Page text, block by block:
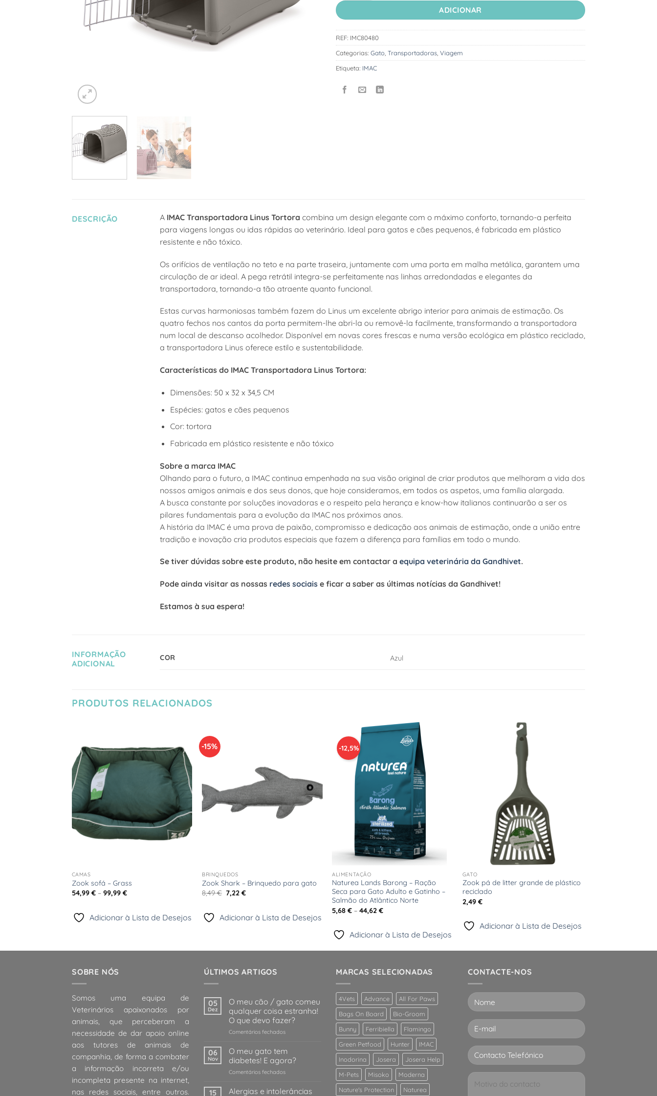
ADICIONAR
REF: IMC80480
Categorias: Gato Transportadoras Viagem
Etiqueta: IMAC
DESCRIÇÃO A IMAC Transportadora Linus Tortora combina um design elegante com o máximo conforto, tornando-a perfeita
para viagens longas ou idas rápidas ao veterinário. Ideal para gatos e cães pequenos, é fabricada em plástico
resistente e não tóxico.
Os orifícios de ventilação no teto e na parte traseira, juntamente com uma porta em malha metálica, garantem uma
circulação de ar ideal. A pega retrátil integra-se perfeitamente nas linhas arredondadas e elegantes da
transportadora, tornando-a tão atraente quanto funcional.
Estas curvas harmoniosas também fazem do Linus um excelente abrigo interior para animais de estimação. Os
quatro fechos nos cantos da porta permitem-lhe abri-la ou removê-la facilmente, transformando a transportadora
num local de descanso acolhedor. Disponível em novas cores frescas e numa versão ecológica em plástico reciclado,
a transportadora Linus oferece estilo e sustentabilidade.
Características do IMAC Transportadora Linus Tortora:
Dimensões: 50 x 32 x 34,5 CM
Espécies: gatos e cães pequenos
Cor: tortora
Fabricada em plástico resistente e não tóxico
Sobre a marca IMAC
Olhando para o futuro, a IMAC continua empenhada na sua visão original de criar produtos que melhoram a vida dos
nossos amigos animais e dos seus donos, que hoje consideramos, em todos os aspetos, uma família alargada.
A busca constante por soluções inovadoras e o respeito pela herança e know-how italianos continuarão a ser os
pilares fundamentais para a evolução da IMAC nos próximos anos.
A história da IMAC é uma prova de paixão, compromisso e dedicação aos animais de estimação, onde a união entre
tradição e inovação cria produtos especiais que fazem a diferença para famílias em todo o mundo.
Se tiver dúvidas sobre este produto, não hesite em contactar a equipa veterinária da Gandhivet.
Pode ainda visitar as nossas redes sociais e ficar a saber as últimas notícias da Gandhivet!
Estamos à sua espera!
INFORMAÇÃO
ADICIONAL
COR Azul
PRODUTOS RELACIONADOS
Adicionar
à Lista
de
Desejos
CAMAS
Zook sofá – Grass
54,99 € – 99,99 €Price
through
99,99 €
Adicionar à Lista de Desejos
-15%
BRINQUEDOS
Zook Shark – Brinquedo para gato
8,49€ O
era:
8,49 €.
7,22€O
7,22 €.
Adicionar à Lista de Desejos
-12,5%
Adicionar
Desejos
ALIMENTAÇÃO
Naturea Lands Barong – Ração
Seca para Gato Adulto e Gatinho –
Salmão do Atlântico Norte
5,68€ – 44,62€Price
through
44,62 €
Adicionar à Lista de Desejos
GATO
Zook pá de litter grande de plástico
reciclado
2,49 €
Adicionar à Lista de Desejos
SOBRE NÓS
Somos uma equipa de
Veterinários apaixonados por
animais, que perceberam a
necessidade de dar apoio online
aos tutores de animais de
companhia, de forma a combater
a informação incorreta e/ou
incompleta presente na internet,
nas redes sociais, entre outros.
ÚLTIMOS ARTIGOS
05
Dez
O meu cão / gato comeu
qualquer coisa estranha!
O que devo fazer?
Comentários fechadosem
meu
cão
/
gato
qualquer
06
Nov
O meu gato tem
diabetes! E agora?
Comentários fechadosem
meu
15
Alergias e intolerâncias
MARCAS SELECIONADAS
4Vets Advance
All For Paws
Bags On Board
Bio-Groom
Bunny
Ferribiella
Flamingo
Green Petfood
Hunter
IMAC
Inodorina
Josera
Josera Help
M-Pets
Misoko
Moderna
Nature's Protection
Naturea
CONTACTE-NOS